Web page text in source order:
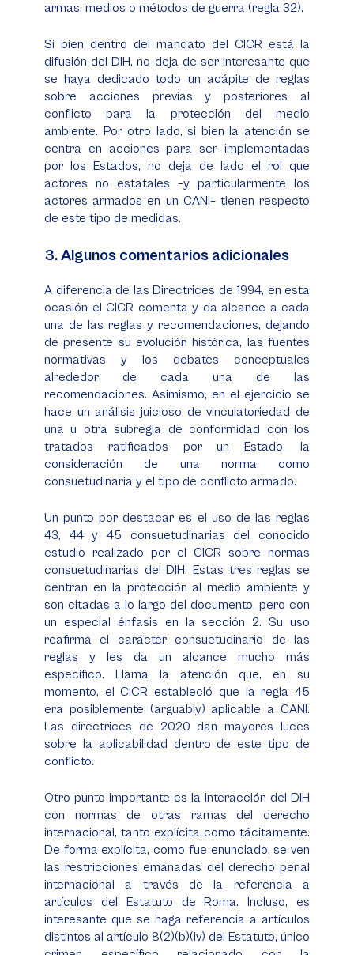
armas, medios o métodos de guerra (regla 32).
Si bien dentro del mandato del CICR está la
difusión del DIH, no deja de ser interesante que
se haya dedicado todo un acápite de reglas
sobre acciones previas y posteriores al
conflicto para la protección del medio
ambiente. Por otro lado, si bien la atención se
centra en acciones para ser implementadas
por los Estados, no deja de lado el rol que
actores no estatales –y particularmente los
actores armados en un CANI– tienen respecto
de este tipo de medidas.
3. Algunos comentarios adicionales
A diferencia de las Directrices de 1994, en esta
ocasión el CICR comenta y da alcance a cada
una de las reglas y recomendaciones, dejando
de presente su evolución histórica, las fuentes
normativas y los debates conceptuales
alrededor de cada una de las
recomendaciones. Asimismo, en el ejercicio se
hace un análisis juicioso de vinculatoriedad de
una u otra subregla de conformidad con los
tratados ratificados por un Estado, la
consideración de una norma como
consuetudinaria y el tipo de conflicto armado.
Un punto por destacar es el uso de las reglas
43, 44 y 45 consuetudinarias del conocido
estudio realizado por el CICR sobre normas
consuetudinarias del DIH. Estas tres reglas se
centran en la protección al medio ambiente y
son citadas a lo largo del documento, pero con
un especial énfasis en la sección 2. Su uso
reafirma el carácter consuetudinario de las
reglas y les da un alcance mucho más
específico. Llama la atención que, en su
momento, el CICR estableció que la regla 45
era posiblemente (arguably) aplicable a CANI.
Las directrices de 2020 dan mayores luces
sobre la aplicabilidad dentro de este tipo de
conflicto.
Otro punto importante es la interacción del DIH
con normas de otras ramas del derecho
internacional, tanto explícita como tácitamente.
De forma explícita, como fue enunciado, se ven
las restricciones emanadas del derecho penal
internacional a través de la referencia a
artículos del Estatuto de Roma. Incluso, es
interesante que se haga referencia a artículos
distintos al artículo 8(2)(b)(iv) del Estatuto, único